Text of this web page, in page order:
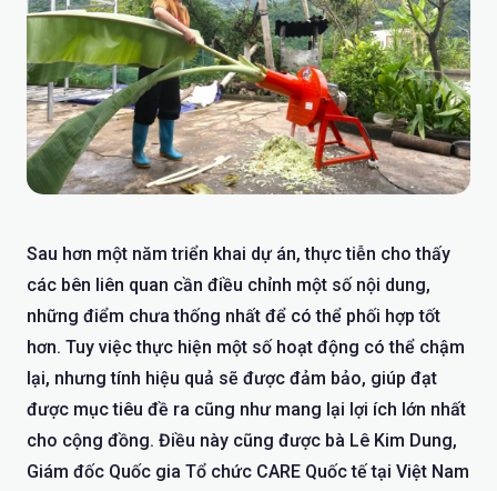
Sau hơn một năm triển khai dự án, thực tiễn cho thấy
các bên liên quan cần điều chỉnh một số nội dung,
những điểm chưa thống nhất để có thể phối hợp tốt
hơn. Tuy việc thực hiện một số hoạt động có thể chậm
lại, nhưng tính hiệu quả sẽ được đảm bảo, giúp đạt
được mục tiêu đề ra cũng như mang lại lợi ích lớn nhất
cho cộng đồng. Điều này cũng được bà Lê Kim Dung,
Giám đốc Quốc gia Tổ chức CARE Quốc tế tại Việt Nam